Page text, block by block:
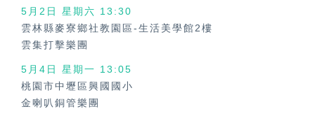
5月2日 星期六 13:30
雲林縣麥寮鄉社教園區-生活美學館2樓
雲集打擊樂團
5月4日 星期一 13:05
桃園市中壢區興國國小
金喇叭銅管樂團